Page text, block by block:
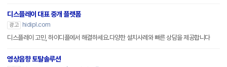
디스플레이 대표 중개 플랫폼
광고
hidipl.com
디스플레이 고민, 하이디플에서 해결하세요.다양한 설치사례와 빠른 상담을 제공합니다
영상음향 토탈솔루션